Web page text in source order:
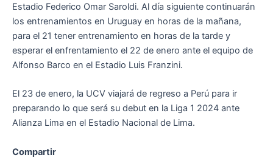
Estadio Federico Omar Saroldi. Al día siguiente continuarán
los entrenamientos en Uruguay en horas de la mañana,
para el 21 tener entrenamiento en horas de la tarde y
esperar el enfrentamiento el 22 de enero ante el equipo de
Alfonso Barco en el Estadio Luis Franzini.
El 23 de enero, la UCV viajará de regreso a Perú para ir
preparando lo que será su debut en la Liga 1 2024 ante
Alianza Lima en el Estadio Nacional de Lima.
Compartir